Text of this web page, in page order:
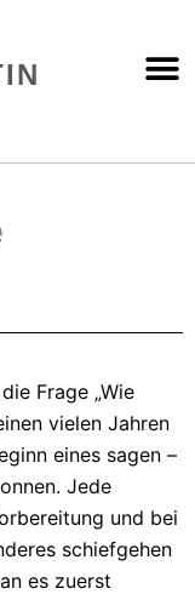
Frage „Wie
vielen Jahren
eines sagen –
Jede
und bei
schiefgehen
es zuerst